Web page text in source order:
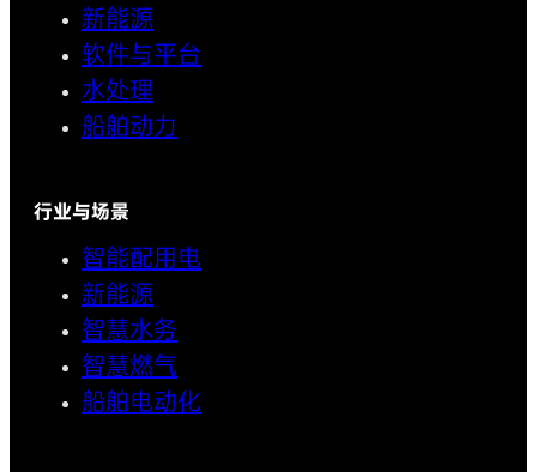
新能源
软件与平台
水处理
船舶动力
行业与场景
智能配用电
新能源
智慧水务
智慧燃气
船舶电动化